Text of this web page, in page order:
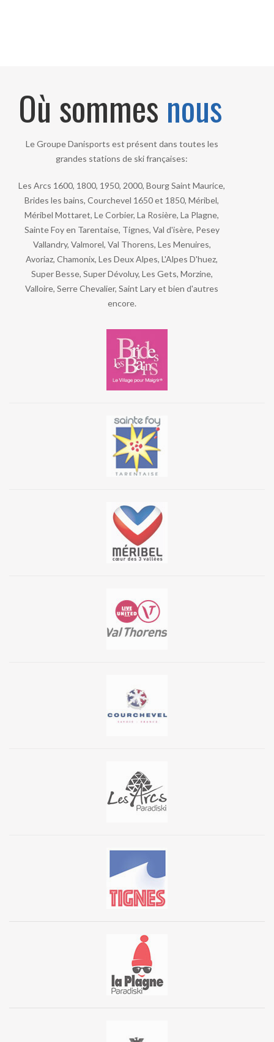
Où sommes nous
Le Groupe Danisports est présent dans toutes les
grandes stations de ski françaises:
Les Arcs 1600, 1800, 1950, 2000, Bourg Saint Maurice,
Brides les bains, Courchevel 1650 et 1850, Méribel,
Méribel Mottaret, Le Corbier, La Rosière, La Plagne,
Sainte Foy en Tarentaise, Tignes, Val d'isère, Pesey
Vallandry, Valmorel, Val Thorens, Les Menuires,
Avoriaz, Chamonix, Les Deux Alpes, L'Alpes D'huez,
Super Besse, Super Dévoluy, Les Gets, Morzine,
Valloire, Serre Chevalier, Saint Lary et bien d'autres
encore.